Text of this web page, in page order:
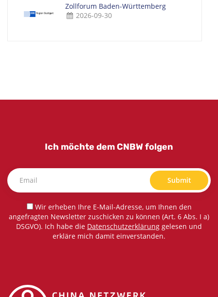
Zollforum Baden-Württemberg
2026-09-30
Ich möchte dem CNBW folgen
Submit
Wir erheben Ihre E-Mail-Adresse, um Ihnen den
angefragten Newsletter zuschicken zu können (Art. 6 Abs. I a)
DSGVO). Ich habe die Datenschutzerklärung gelesen und
erkläre mich damit einverstanden.